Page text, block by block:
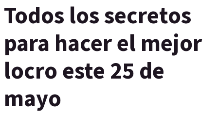
Todos los secretos
para hacer el mejor
locro este 25 de
mayo